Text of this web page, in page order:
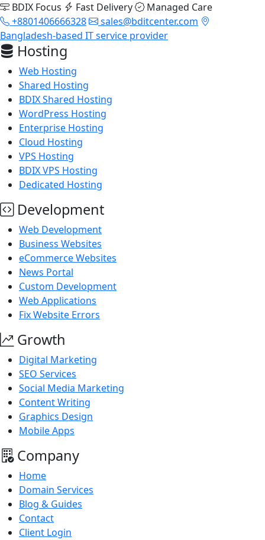
BDIX Focus
Fast Delivery
Managed Care
+8801406666328
sales@bditcenter.com
Bangladesh-based IT service provider
Hosting
Web Hosting
Shared Hosting
BDIX Shared Hosting
WordPress Hosting
Enterprise Hosting
Cloud Hosting
VPS Hosting
BDIX VPS Hosting
Dedicated Hosting
Development
Web Development
Business Websites
eCommerce Websites
News Portal
Custom Development
Web Applications
Fix Website Errors
Growth
Digital Marketing
SEO Services
Social Media Marketing
Content Writing
Graphics Design
Mobile Apps
Company
Home
Domain Services
Blog & Guides
Contact
Client Login